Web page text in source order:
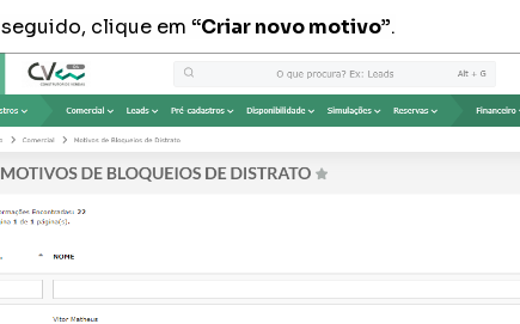
clique em “Criar novo motivo”.